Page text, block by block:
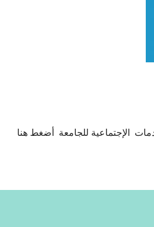
الإجتماعية للجامعة أضغط هنا